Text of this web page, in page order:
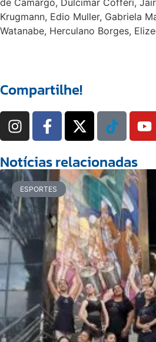
Krugmann, Edio Muller, Gabriela
Watanabe, Herculano Borges,
Compartilhe!
Notícias relacionadas
ESPORTES